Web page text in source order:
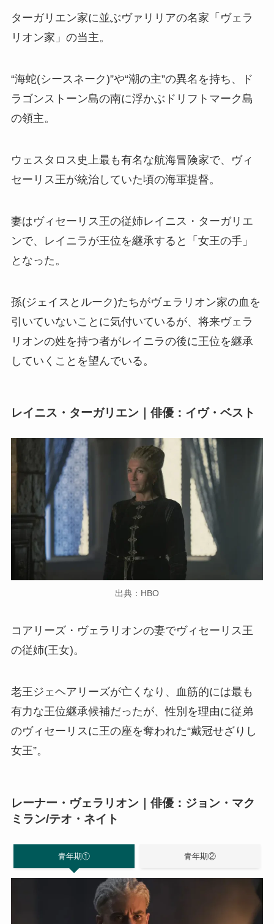
ターガリエン家に並ぶヴァリリアの名家「ヴェラ
リオン家」の当主。
“海蛇(シースネーク)”や“潮の主”の異名を持ち、ド
ラゴンストーン島の南に浮かぶドリフトマーク島
の領主。
ウェスタロス史上最も有名な航海冒険家で、ヴィ
セーリス王が統治していた頃の海軍提督。
妻はヴィセーリス王の従姉レイニス・ターガリエ
ンで、レイニラが王位を継承すると「女王の手」
となった。
孫(ジェイスとルーク)たちがヴェラリオン家の血を
引いていないことに気付いているが、将来ヴェラ
リオンの姓を持つ者がレイニラの後に王位を継承
していくことを望んでいる。
レイニス・ターガリエン｜俳優：イヴ・ベスト
出典：HBO
コアリーズ・ヴェラリオンの妻でヴィセーリス王
の従姉(王女)。
老王ジェヘアリーズが亡くなり、血筋的には最も
有力な王位継承候補だったが、性別を理由に従弟
のヴィセーリスに王の座を奪われた“戴冠せざりし
女王”。
レーナー・ヴェラリオン｜俳優：ジョン・マク
ミラン/テオ・ネイト
青年期① 青年期②